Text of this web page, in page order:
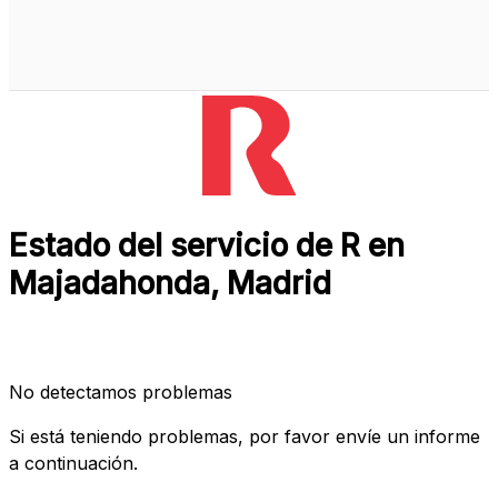
Estado del servicio de R en
Majadahonda, Madrid
No detectamos problemas
Si está teniendo problemas, por favor envíe un informe
a continuación.